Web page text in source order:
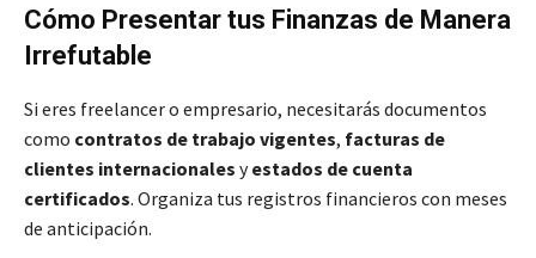
Cómo Presentar tus Finanzas de Manera
Irrefutable
Si eres freelancer o empresario, necesitarás documentos
como contratos de trabajo vigentes, facturas de
clientes internacionales yestados de cuenta
certificados. Organiza tus registros financieros con meses
de anticipación.